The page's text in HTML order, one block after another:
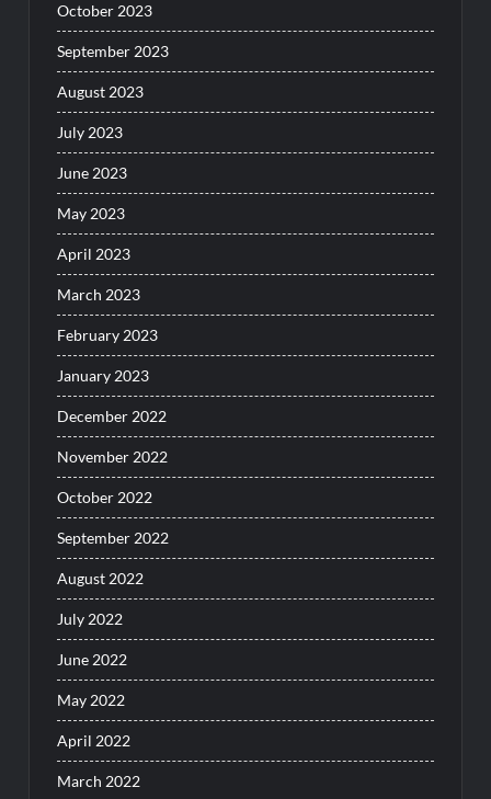
October 2023
September 2023
August 2023
July 2023
June 2023
May 2023
April 2023
March 2023
February 2023
January 2023
December 2022
November 2022
October 2022
September 2022
August 2022
July 2022
June 2022
May 2022
April 2022
March 2022